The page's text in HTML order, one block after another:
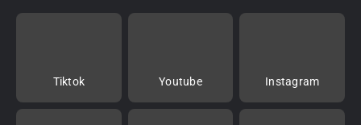
Tiktok Youtube Instagram